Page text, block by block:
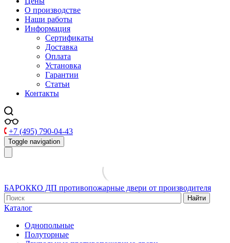
О производстве
Наши работы
Информация
Сертификаты
Доставка
Оплата
Установка
Гарантии
Статьи
Контакты
+7 (495) 790-04-43
Toggle navigation
БАРОККО ДП противопожарные двери от производителя
Найти
Каталог
Однопольные
Полуторные